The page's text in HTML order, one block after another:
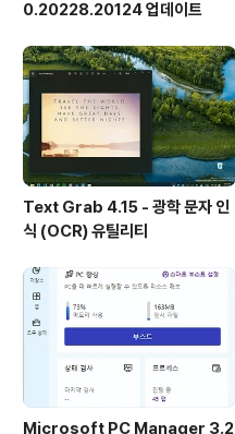
0.20228.20124 업데이트
Text Grab 4.15 - 광학 문자 인
식 (OCR) 유틸리티
Microsoft PC Manager 3.2